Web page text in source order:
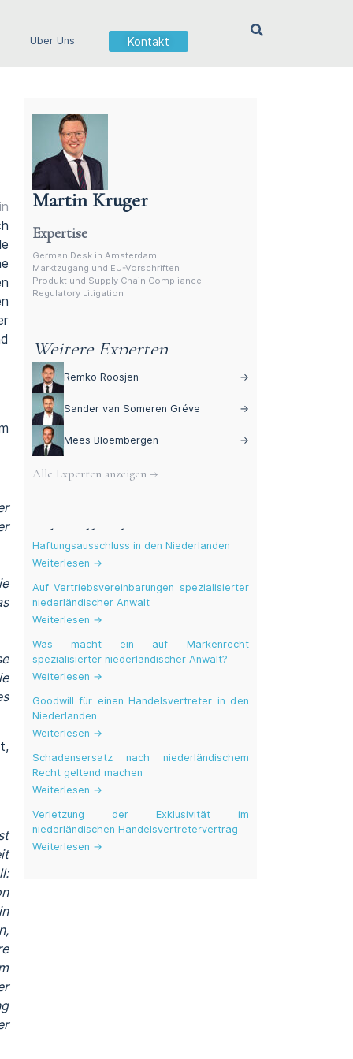
Über Uns Kontakt
Martin Kruger
Deutschsprachiger Anwalt in den Niederlanden
Expertise
German Desk in Amsterdam
Marktzugang und EU-Vorschriften
Produkt und Supply Chain Compliance
Regulatory Litigation
Weitere Experten
Remko Roosjen →
Sander van Someren Gréve →
Mees Bloembergen →
Alle Experten anzeigen →
Aktuelle Blogs
Haftungsausschluss in den Niederlanden
Weiterlesen →
Auf Vertriebsvereinbarungen spezialisierter
niederländischer Anwalt
Weiterlesen →
Was macht ein auf Markenrecht
spezialisierter niederländischer Anwalt?
Weiterlesen →
Goodwill für einen Handelsvertreter in den
Niederlanden
Weiterlesen →
Schadensersatz nach niederländischem
Recht geltend machen
Weiterlesen →
Verletzung der Exklusivität im
niederländischen Handelsvertretervertrag
Weiterlesen →